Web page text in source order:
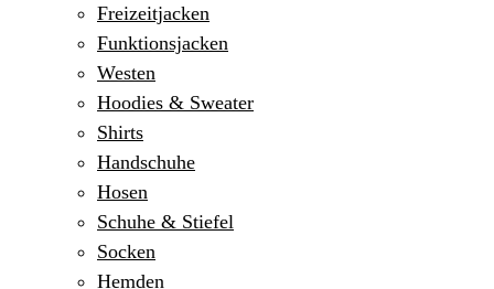
Freizeitjacken
Funktionsjacken
Westen
Hoodies & Sweater
Shirts
Handschuhe
Hosen
Schuhe & Stiefel
Socken
Hemden